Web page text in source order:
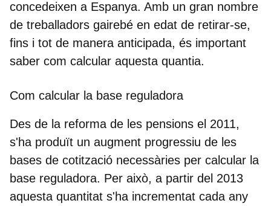
concedeixen a Espanya. Amb un gran nombre
de treballadors gairebé en edat de retirar-se,
fins i tot de manera anticipada, és important
saber com calcular aquesta quantia.
Com calcular la base reguladora
Des de la reforma de les pensions el 2011,
s'ha produït un augment progressiu de les
bases de cotització necessàries per calcular la
base reguladora. Per això, a partir del 2013
aquesta quantitat s'ha incrementat cada any